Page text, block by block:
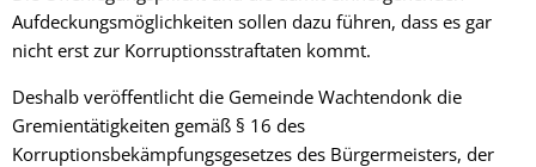
Aufdeckungsmöglichkeiten sollen dazu führen, dass es gar
nicht erst zur Korruptionsstraftaten kommt.
Deshalb veröffentlicht die Gemeinde Wachtendonk die
Gremientätigkeiten gemäß § 16 des
Korruptionsbekämpfungsgesetzes des Bürgermeisters, der